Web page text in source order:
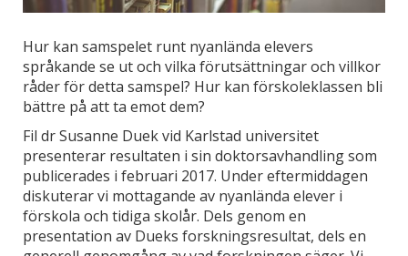
Hur kan samspelet runt nyanlända elevers
språkande se ut och vilka förutsättningar och villkor
råder för detta samspel? Hur kan förskoleklassen bli
bättre på att ta emot dem?
Fil dr Susanne Duek vid Karlstad universitet
presenterar resultaten i sin doktorsavhandling som
publicerades i februari 2017. Under eftermiddagen
diskuterar vi mottagande av nyanlända elever i
förskola och tidiga skolår. Dels genom en
presentation av Dueks forskningsresultat, dels en